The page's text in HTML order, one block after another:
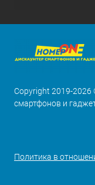
Copyright 2019-2026
смартфонов и
Политика в